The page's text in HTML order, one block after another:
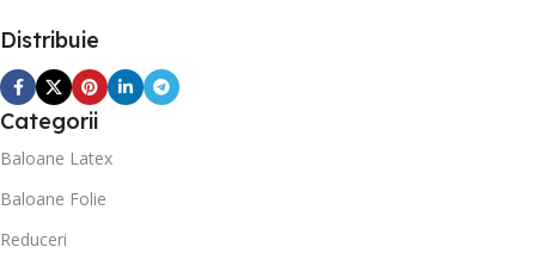
Distribuie
Categorii
Baloane Latex
Baloane Folie
Reduceri